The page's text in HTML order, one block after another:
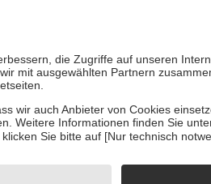
Zuzahlungen an bei: